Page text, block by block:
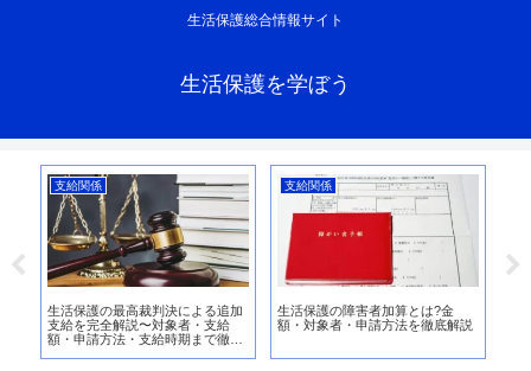
生活保護総合情報サイト
生活保護を学ぼう
支給関係
生活保護の最高裁判決による追加
支給を完全解説〜対象者・支給
額・申請方法・支給時期まで徹底
支給関係
生活保護の障害者加算とは?金
額・対象者・申請方法を徹底解説